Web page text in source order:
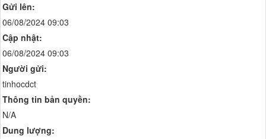
Gửi lên:
06/08/2024 09:03
Cập nhật:
06/08/2024 09:03
Người gửi:
tinhocdct
Thông tin bản quyền:
N/A
Dung lượng: